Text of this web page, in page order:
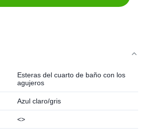
Esteras del cuarto de baño con los
agujeros
Azul claro/gris
<>